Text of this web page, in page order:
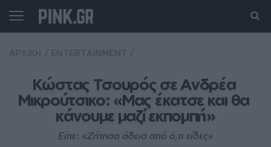
Κώστας Τσουρός σε Ανδρέα
Μικρούτσικο: «Μας έκατσε και θα
κάνουμε μαζί εκπομπή»
Eίπε: «Ζήτησα άδεια από ό,τι είδες»